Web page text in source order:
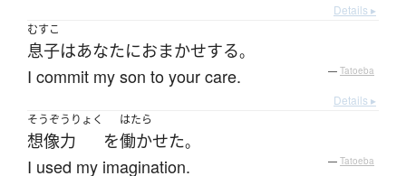
Details ▸
むすこ
息子はあなたにおまかせする。
I commit my son to your care. — Tatoeba
Details ▸
そうぞうりょく
想像力 を
はたら
働かせた。
I used my imagination. — Tatoeba